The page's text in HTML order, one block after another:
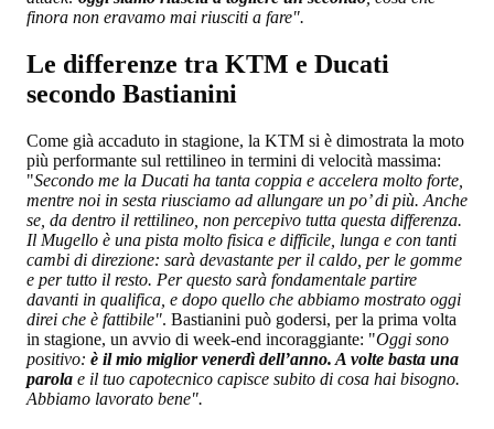
finora non eravamo mai riusciti a fare".
Le differenze tra KTM e Ducati
secondo Bastianini
Come già accaduto in stagione, la KTM si è dimostrata la moto
più performante sul rettilineo in termini di velocità massima:
"Secondo me la Ducati ha tanta coppia e accelera molto forte,
mentre noi in sesta riusciamo ad allungare un po’ di più. Anche
se, da dentro il rettilineo, non percepivo tutta questa differenza.
Il Mugello è una pista molto fisica e difficile, lunga e con tanti
cambi di direzione: sarà devastante per il caldo, per le gomme
e per tutto il resto. Per questo sarà fondamentale partire
davanti in qualifica, e dopo quello che abbiamo mostrato oggi
direi che è fattibile". Bastianini può godersi, per la prima volta
in stagione, un avvio di week-end incoraggiante: "Oggi sono
positivo: è il mio miglior venerdì dell’anno. A volte basta una
parola e il tuo capotecnico capisce subito di cosa hai bisogno.
Abbiamo lavorato bene".